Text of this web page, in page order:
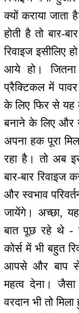
क्यों कराया
होती है तो बार-
रिवाइज इसीलिए
आये हो।
प्रैक्टिकल में
के लिए फिर से यह
बनाने के लिए और
अपना हक पूरा
रहा है। तो अब
बार-बार रिवाइज
और स्वभाव
जायेंगे। अच्छा,
बात पूछ रहे थे -
कोर्स में भी बहुत
आपसे और बाप से
महत्व देना।
वरदान भी तो